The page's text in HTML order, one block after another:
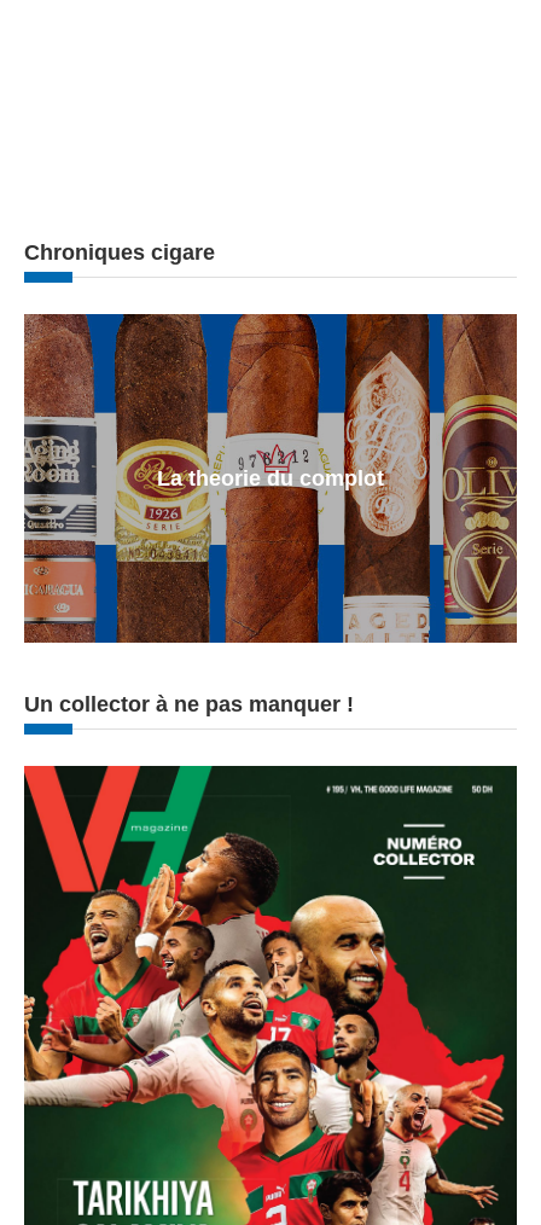
Chroniques cigare
La theorie du complot
Un collector à ne pas manquer !